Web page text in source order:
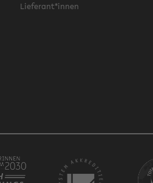
Lieferant*innen